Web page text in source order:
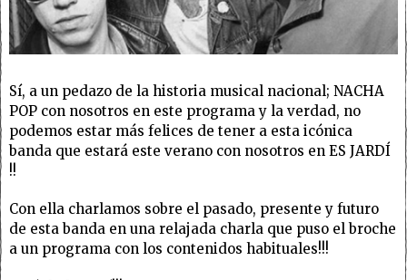
Sí, a un pedazo de la historia musical nacional; NACHA
POP con nosotros en este programa y la verdad, no
podemos estar más felices de tener a esta icónica
banda que estará este verano con nosotros en ES JARDÍ
!!
Con ella charlamos sobre el pasado, presente y futuro
de esta banda en una relajada charla que puso el broche
a un programa con los contenidos habituales!!!